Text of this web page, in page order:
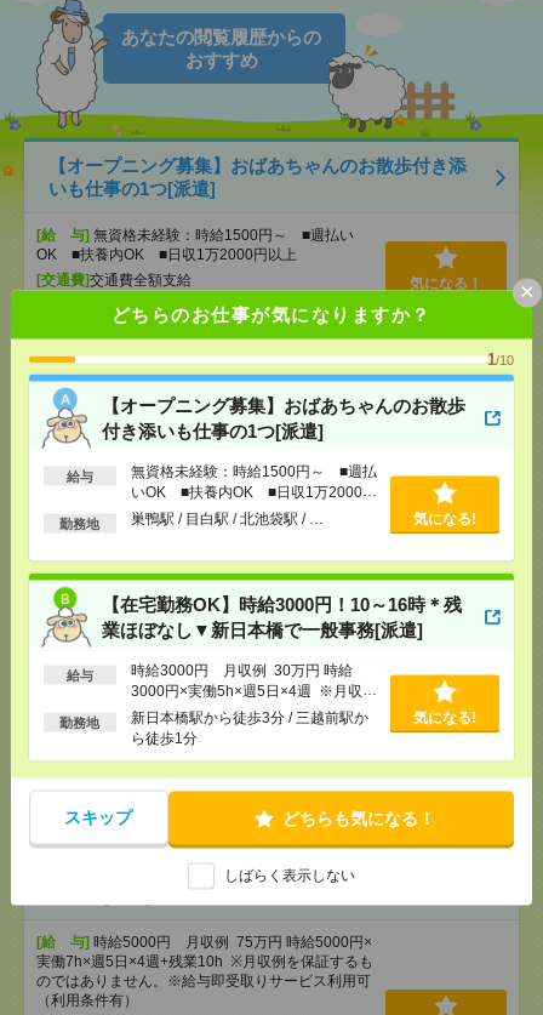
どちらのお仕事が気になりますか？
1/10
【オープニング募集】おばあちゃんのお散歩
付き添いも仕事の1つ[派遣]
給与
無資格未経験：時給1500円～ ■週払
いOK ■扶養内OK ■日収1万2000円
以上
勤務地 巣鴨駅 / 目白駅 / 北池袋駅 / … 気になる!
【在宅勤務OK】時給3000円！10～16時＊残
業ほぼなし▼新日本橋で一般事務[派遣]
給与
時給3000円 月収例 30万円 時給
3000円×実働5h×週5日×4週 ※月収例
を保証するものではありません。※給
与即受取りサービス利用可（利用条件
勤務地
新日本橋駅から徒歩3分 / 三越前駅か
ら徒歩1分
気になる!
スキップ どちらも気になる！
しばらく表示しない
×
あなたの閲覧履歴からの
おすすめ
【オープニング募集】おばあちゃんのお散歩付き添
いも仕事の1つ[派遣]
[給 与] 無資格未経験：時給1500円～ ■週払い
OK ■扶養内OK ■日収1万2000円以上
[交通費]交通費全額支給
巣鴨駅/ 目白駅 / 北池袋駅 / …
気になる！
【在宅勤務OK】時給3000円！10～16時＊残業ほぼな
し▼新日本橋で一般事務[派遣]
[給 与] 時給3000円 月収例 30万円 時給3000円×
りません。※給与即受取りサービス利用可（利用条
[交通費]1ヶ月3万円を上限として実費支給
[勤務地]新日本橋駅から徒歩3分/三越前駅から徒
歩1分
気になる！
時給2100円＊嬉しい完全在宅！1日6h以上！契約書・
規約書のレビュー[派遣]
[給 与]時給2100円 ◇月収例：2100円×8時間
×21日＝352,800円+残業代+通勤交通費★
[交通費]全額支給
神田(東京都)駅から徒歩5分/大手町(東京
都)駅から徒歩6分
気になる！
完全在宅＊時給5000円！残業ほぼなし▼品川での治
[給 与] 時給5000円 月収例 75万円 時給5000円×
実働7h×週5日×4週+残業10h ※月収例を保証するも
のではありません。※給与即受取りサービス利用可
（利用条件有）